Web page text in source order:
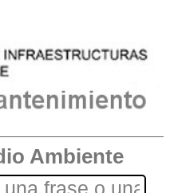
Ambiente